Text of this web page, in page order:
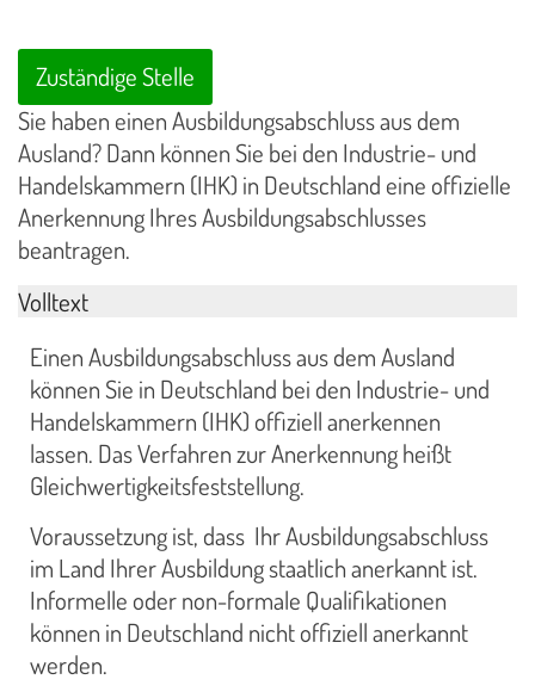
Zuständige Stelle
Sie haben einen Ausbildungsabschluss aus dem
Ausland? Dann können Sie bei den Industrie- und
Handelskammern (IHK) in Deutschland eine offizielle
Anerkennung Ihres Ausbildungsabschlusses
beantragen.
Volltext
Einen Ausbildungsabschluss aus dem Ausland
können Sie in Deutschland bei den Industrie- und
Handelskammern (IHK) offiziell anerkennen
lassen. Das Verfahren zur Anerkennung heißt
Gleichwertigkeitsfeststellung.
Voraussetzung ist, dass Ihr Ausbildungsabschluss
im Land Ihrer Ausbildung staatlich anerkannt ist.
Informelle oder non-formale Qualifikationen
können in Deutschland nicht offiziell anerkannt
werden.